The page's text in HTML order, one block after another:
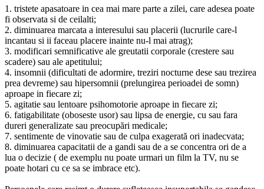
1. tristete apasatoare in cea mai mare parte a zilei, care adesea poate
fi observata si de ceilalti;
2. diminuarea marcata a interesului sau placerii (lucrurile care-l
incantau si ii faceau placere inainte nu-l mai atrag);
3. modificari semnificative ale greutatii corporale (crestere sau
scadere) sau ale apetitului;
4. insomnii (dificultati de adormire, treziri nocturne dese sau trezirea
prea devreme) sau hipersomnii (prelungirea perioadei de somn)
aproape in fiecare zi;
5. agitatie sau lentoare psihomotorie aproape in fiecare zi;
6. fatigabilitate (oboseste usor) sau lipsa de energie, cu sau fara
dureri generalizate sau preocupări medicale;
7. sentimente de vinovatie sau de culpa exagerată ori inadecvata;
8. diminuarea capacitatii de a gandi sau de a se concentra ori de a
lua o decizie ( de exemplu nu poate urmari un film la TV, nu se
poate hotari cu ce sa se imbrace etc).